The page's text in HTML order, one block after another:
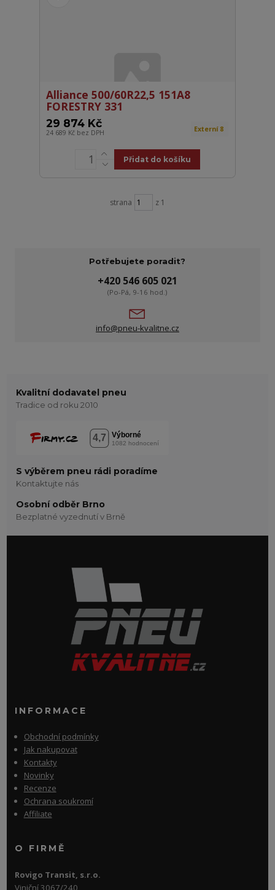
Alliance 500/60R22,5 151A8
FORESTRY 331
29 874 Kč
24 689 Kč bez DPH Externí 8
Přidat do košíku
strana z 1
Potřebujete poradit?
+420 546 605 021
(Po-Pá, 9-16 hod.)
info@pneu-kvalitne.cz
Kvalitní dodavatel pneu
Tradice od roku 2010
S výběrem pneu rádi poradíme
Kontaktujte nás
Osobní odběr Brno
Bezplatné vyzednutí v Brně
INFORMACE
Obchodní podmínky
Jak nakupovat
Kontakty
Novinky
Recenze
Ochrana soukromí
Affiliate
O FIRMĚ
Rovigo Transit, s.r.o.
Viniční 3067/240,